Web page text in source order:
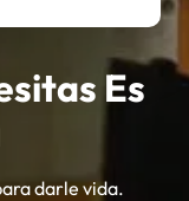
Es
darle vida.